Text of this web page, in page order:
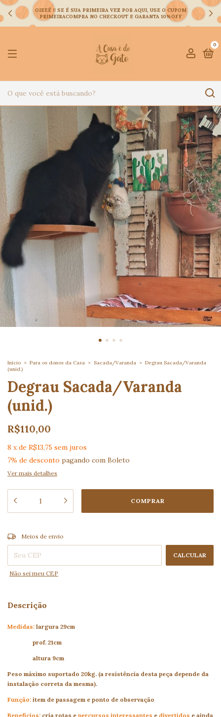
OIEEÊ !! SE É SUA PRIMEIRA VEZ POR AQUI, USE O CUPOM
PRIMEIRACOMPRA NO CHECKOUT E GARANTA 10%OFF
0
Início > Para os donos da Casa > Sacada/Varanda > Degrau Sacada/Varanda
(unid.)
Degrau Sacada/Varanda
(unid.)
R$110,00
8 xde R$13,75 sem juros
7% de desconto pagando com Boleto
Ver mais detalhes
Entregas para o CEP:
Meios de envio
CALCULAR
Não sei meu CEP
Descrição
Medidas: largura 29cm
prof. 21cm
altura 9cm
Peso máximo suportado 20kg. (a resistência desta peça depende da
instalação correta da mesma).
Função: item de passagem e ponto de observação
Beneficios: cria rotas e percursos interessantes e divertidos e ainda